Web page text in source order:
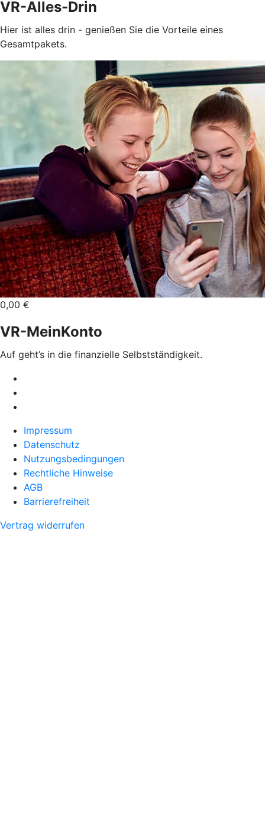
VR-Alles-Drin
Hier ist alles drin - genießen Sie die Vorteile eines
Gesamtpakets.
0,00 €
VR-MeinKonto
Auf geht’s in die finanzielle Selbstständigkeit.
Impressum
Datenschutz
Nutzungsbedingungen
Rechtliche Hinweise
AGB
Barrierefreiheit
Vertrag widerrufen